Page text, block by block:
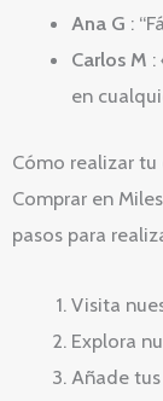
Ana G :
Carlos M :
en
Cómo realizar tu
Comprar en
pasos para
Visita
Explora
Añade